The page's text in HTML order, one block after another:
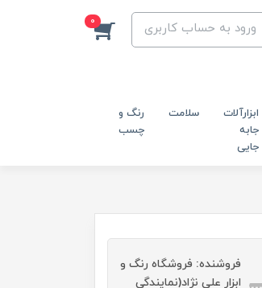
ورود به حساب کاربری 0
ابزارآلات
جابه
جایی
سلامت
رنگ و
چسب
فروشنده: فروشگاه رنگ و
ابزار علی نژاد(نمایندگی